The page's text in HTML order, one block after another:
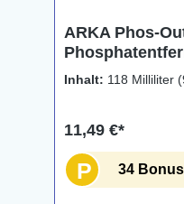
ARKA
Inhalt: 118 Milliliter
11,49 €*
P 34